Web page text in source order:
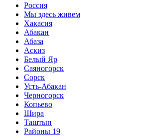
Россия
Мы здесь живем
Хакасия
Абакан
Абаза
Аскиз
Белый Яр
Саяногорск
Сорск
Усть-Абакан
Черногорск
Копьево
Шира
Таштып
Районы 19